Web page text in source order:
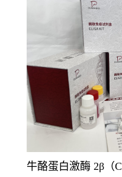
牛酪蛋白激酶 2β（